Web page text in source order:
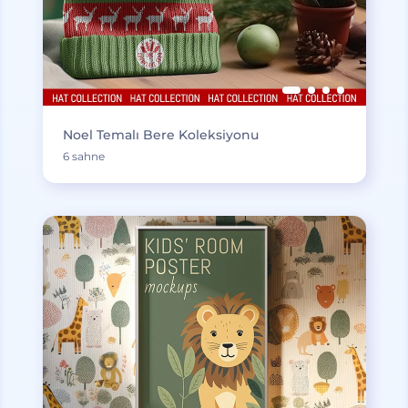
Noel Temalı Bere Koleksiyonu
6 sahne